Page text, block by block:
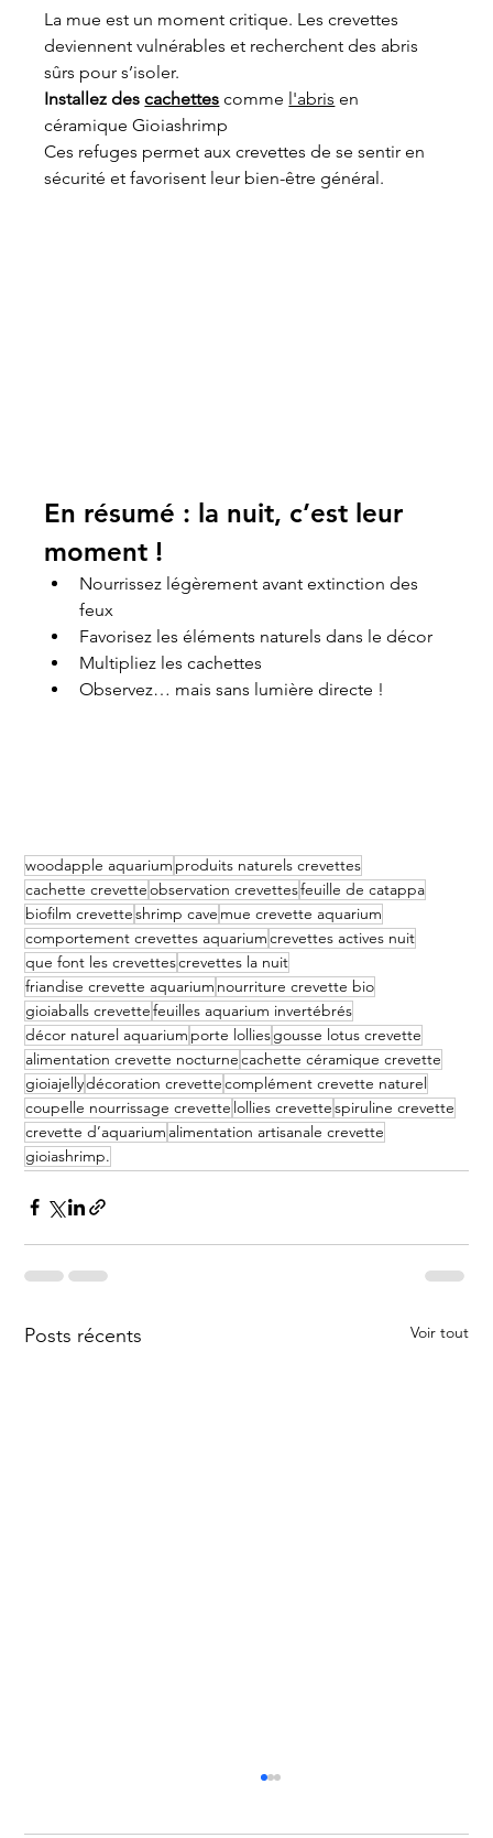
La mue est un moment critique. Les crevettes
deviennent vulnérables et recherchent des abris
sûrs pour s’isoler.
Installez des cachettes comme l'abris en
céramique Gioiashrimp
Ces refuges permet aux crevettes de se sentir en
sécurité et favorisent leur bien-être général.
En résumé : la nuit, c’est leur
moment !
Nourrissez légèrement avant extinction des
feux
Favorisez les éléments naturels dans le décor
Multipliez les cachettes
Observez… mais sans lumière directe !
woodapple aquarium produits naturels crevettes
cachette crevetteobservation crevettesfeuille de catappa
biofilm crevetteshrimp cave mue crevette aquarium
comportement crevettes aquariumcrevettes actives nuit
que font les crevettescrevettes la nuit
friandise crevette aquarium nourriture crevette bio
gioiaballs crevettefeuilles aquarium invertébrés
décor naturel aquarium porte lolliesgousse lotus crevette
alimentation crevette nocturnecachette céramique crevette
gioiajellydécoration crevettecomplément crevette naturel
coupelle nourrissage crevette lollies crevettespiruline crevette
crevette d’aquarium alimentation artisanale crevette
gioiashrimp.
Posts récents Voir tout